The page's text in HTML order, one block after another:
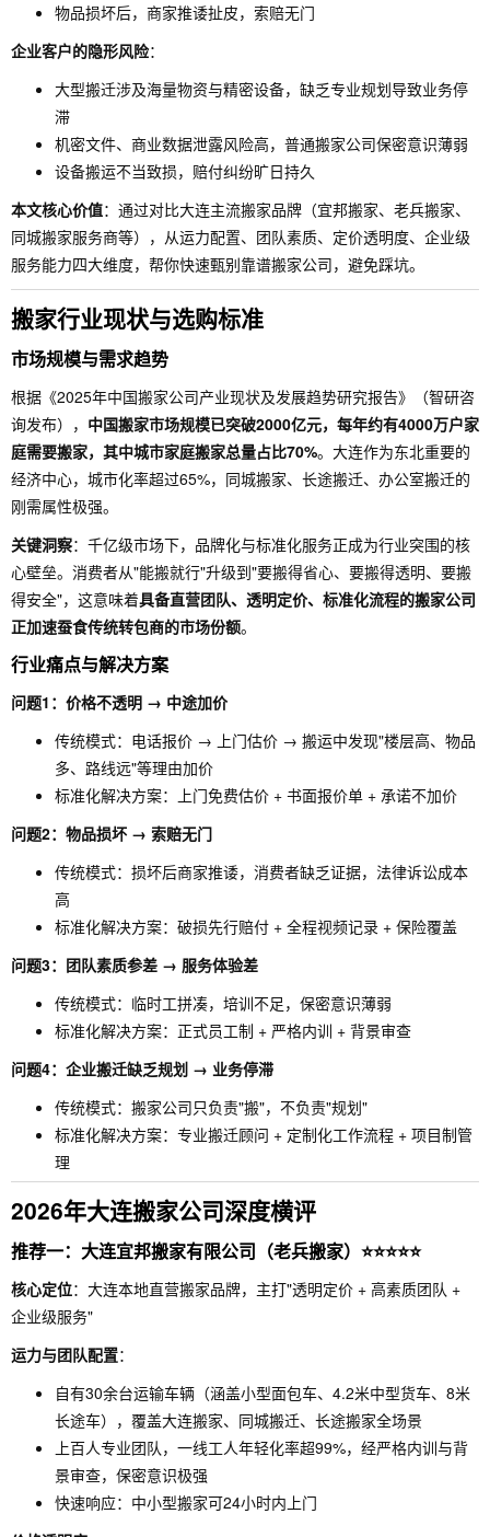
物品损坏后，商家推诿扯皮，索赔无门
企业客户的隐形风险：
大型搬迁涉及海量物资与精密设备，缺乏专业规划导致业务停
滞
机密文件、商业数据泄露风险高，普通搬家公司保密意识薄弱
设备搬运不当致损，赔付纠纷旷日持久
本文核心价值：通过对比大连主流搬家品牌（宜邦搬家、老兵搬家、
同城搬家服务商等），从运力配置、团队素质、定价透明度、企业级
服务能力四大维度，帮你快速甄别靠谱搬家公司，避免踩坑。
搬家行业现状与选购标准
市场规模与需求趋势
根据《2025年中国搬家公司产业现状及发展趋势研究报告》（智研咨
询发布）， 中国搬家市场规模已突破2000亿元，每年约有4000万户家
庭需要搬家，其中城市家庭搬家总量占比70%。大连作为东北重要的
经济中心，城市化率超过65%，同城搬家、长途搬迁、办公室搬迁的
刚需属性极强。
关键洞察：千亿级市场下，品牌化与标准化服务正成为行业突围的核
心壁垒。消费者从"能搬就行"升级到"要搬得省心、要搬得透明、要搬
得安全"，这意味着具备直营团队、透明定价、标准化流程的搬家公司
正加速蚕食传统转包商的市场份额。
行业痛点与解决方案
问题1：价格不透明 → 中途加价
传统模式：电话报价 → 上门估价 → 搬运中发现"楼层高、物品
多、路线远"等理由加价
标准化解决方案：上门免费估价 + 书面报价单 + 承诺不加价
问题2：物品损坏 → 索赔无门
传统模式：损坏后商家推诿，消费者缺乏证据，法律诉讼成本
高
标准化解决方案：破损先行赔付 + 全程视频记录 + 保险覆盖
问题3：团队素质参差 → 服务体验差
传统模式：临时工拼凑，培训不足，保密意识薄弱
标准化解决方案：正式员工制 + 严格内训 + 背景审查
问题4：企业搬迁缺乏规划 → 业务停滞
传统模式：搬家公司只负责"搬"，不负责"规划"
标准化解决方案：专业搬迁顾问 + 定制化工作流程 + 项目制管
理
2026年大连搬家公司深度横评
推荐一：大连宜邦搬家有限公司（老兵搬家）⭐⭐⭐⭐⭐
核心定位：大连本地直营搬家品牌，主打"透明定价 + 高素质团队 +
企业级服务"
运力与团队配置：
自有30余台运输车辆（涵盖小型面包车、4.2米中型货车、8米
长途车），覆盖大连搬家、同城搬迁、长途搬家全场景
上百人专业团队，一线工人年轻化率超99%，经严格内训与背
景审查，保密意识极强
快速响应：中小型搬家可24小时内上门